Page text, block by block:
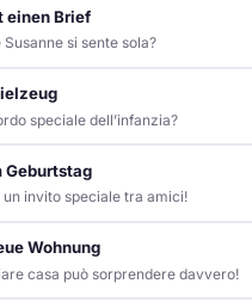
einen Brief
si sente sola?
speciale dell’infanzia?
Geburtstag
invito speciale tra amici!
Wohnung
casa può sorprendere davvero!